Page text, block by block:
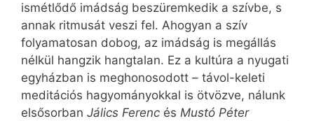
ismétlődő imádság beszüremkedik a szívbe, s
annak ritmusát veszi fel. Ahogyan a szív
folyamatosan dobog, az imádság is megállás
nélkül hangzik hangtalan. Ez a kultúra a nyugati
egyházban is meghonosodott – távol-keleti
meditációs hagyományokkal is ötvözve, nálunk
elsősorban Jálics Ferenc és Mustó Péter